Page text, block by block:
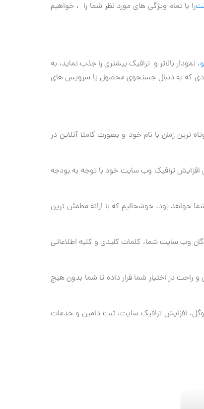
را با تمام ویژگی های مورد نظر شما را ، خواهیم
، نمودار بالاتر و ترافیک بیشتری را جذب نماید، به
که به دنبال جستجوی محصول یا سرویس های
ترین زمان با نام خود و بصورت کاملا آنلاین در
افزایش ترافیک وب سایت خود با توجه به بودجه
۲۴ ساعته برای شما خواهد بود. خوشحالیم که با ارائه مطمئن ترین
وب سایت شما، کلمات کلیدی و کلیه اطلاعاتی
و راحت در اختیار شما قرار داده تا شما بدون هیچ
افزایش ترافیک سایت، ثبت دامین و خدمات